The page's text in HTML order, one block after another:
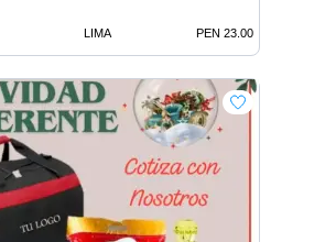
LIMA PEN 23.00